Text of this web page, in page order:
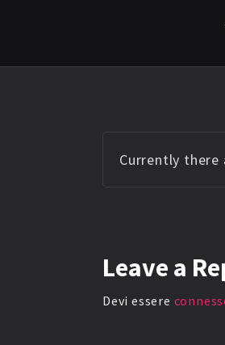
Currently
Leave a
Devi essere